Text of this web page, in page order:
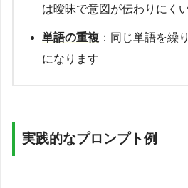
は曖昧で意図が伝わりにく
単語の重複 ：同じ単語を繰
になります
実践的なプロンプト例